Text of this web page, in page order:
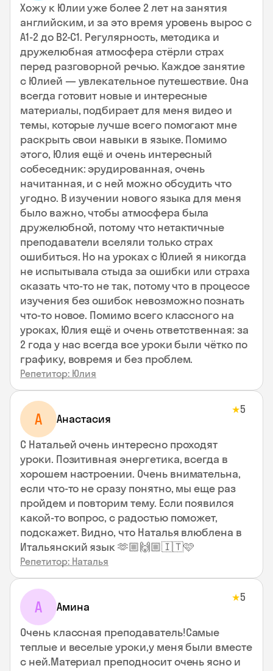
Хожу к Юлии уже более 2 лет на занятия
английским, и за это время уровень вырос с
А1-2 до В2-С1. Регулярность, методика и
дружелюбная атмосфера стёрли страх
перед разговорной речью. Каждое занятие
с Юлией — увлекательное путешествие. Она
всегда готовит новые и интересные
материалы, подбирает для меня видео и
темы, которые лучше всего помогают мне
раскрыть свои навыки в языке. Помимо
этого, Юлия ещё и очень интересный
собеседник: эрудированная, очень
начитанная, и с ней можно обсудить что
угодно. В изучении нового языка для меня
было важно, чтобы атмосфера была
дружелюбной, потому что нетактичные
преподаватели вселяли только страх
ошибиться. Но на уроках с Юлией я никогда
не испытывала стыда за ошибки или страха
сказать что-то не так, потому что в процессе
изучения без ошибок невозможно познать
что-то новое. Помимо всего классного на
уроках, Юлия ещё и очень ответственная: за
2 года у нас всегда все уроки были чётко по
графику, вовремя и без проблем.
Репетитор: Юлия
А Анастасия
★5
С Натальей очень интересно проходят
уроки. Позитивная энергетика, всегда в
хорошем настроении. Очень внимательна,
если что-то не сразу понятно, мы еще раз
пройдем и повторим тему. Если появился
какой-то вопрос, с радостью поможет,
подскажет. Видно, что Наталья влюблена в
Итальянский язык 🫶🏼🙌🏼🇮🇹🩷
Репетитор: Наталья
А Амина
★5
Очень классная преподаватель!Самые
теплые и веселые уроки,у меня были вместе
с ней.Материал преподносит очень ясно и